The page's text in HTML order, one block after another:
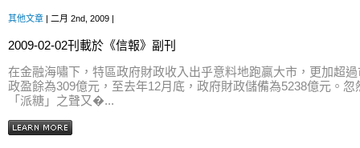
其他文章 | 二月 2nd, 2009 |
2009-02-02刊載於《信報》副刊
在金融海嘯下，特區政府財政收入出乎意料地跑贏大市，更加超
政盈餘為309億元，至去年12月底，政府財政儲備為5238億元。
「派糖」之聲又�...